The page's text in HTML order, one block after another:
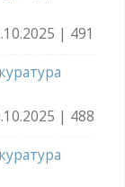
| 491
| 488